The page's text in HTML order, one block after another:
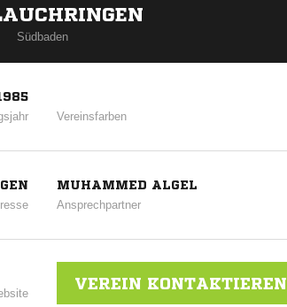
Südbaden
Vereinsfarben
MUHAMMED ALGEL
Ansprechpartner
VEREIN KONTAKTIEREN